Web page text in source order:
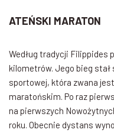
ATEŃSKI MARATON
Według tradycji Filippides
kilometrów. Jego bieg
sportowej, która zwana
maratońskim. Po raz
na pierwszych
roku. Obecnie dystans